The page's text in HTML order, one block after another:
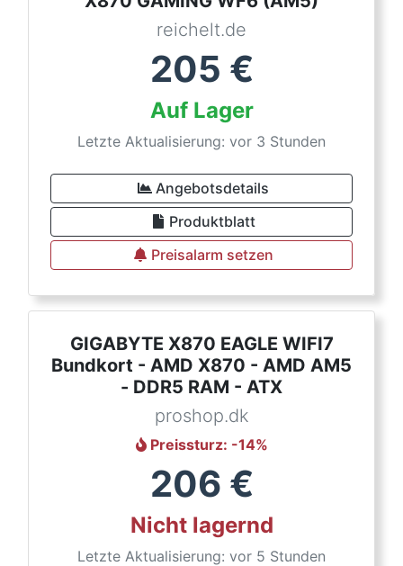
reichelt.de
205 €
Auf Lager
Letzte Aktualisierung: vor 3 Stunden
Angebotsdetails
Produktblatt
Preisalarm setzen
GIGABYTE X870 EAGLE WIFI7
Bundkort - AMD X870 - AMD AM5
- DDR5 RAM - ATX
proshop.dk
Preissturz: -14%
206 €
Nicht lagernd
Letzte Aktualisierung: vor 5 Stunden